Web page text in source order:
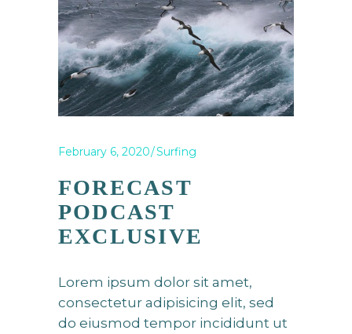
February 6, 2020 Surfing
FORECAST
PODCAST
EXCLUSIVE
Lorem ipsum dolor sit amet,
consectetur adipisicing elit, sed
do eiusmod tempor incididunt ut